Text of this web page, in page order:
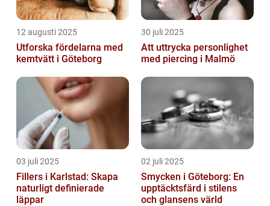
12 augusti 2025
Utforska fördelarna med
kemtvätt i Göteborg
30 juli 2025
Att uttrycka personlighet
med piercing i Malmö
03 juli 2025
Fillers i Karlstad: Skapa
naturligt definierade
läppar
02 juli 2025
Smycken i Göteborg: En
upptäcktsfärd i stilens
och glansens värld